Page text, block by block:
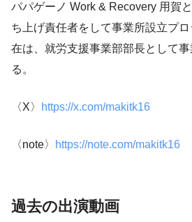
パパゲーノ Work & Recovery 用賀
ち上げ責任者をして事業所設立プ
在は、就労支援事業部部長として
る。
〈X〉 https://x.com/makitk16
〈note〉 https://note.com/makitk16
過去の出演動画